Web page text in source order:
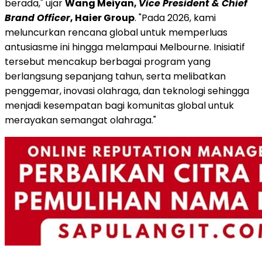
berada," ujarWang Meiyan, Vice President & Chief
Brand Officer, Haier Group. "Pada 2026, kami
meluncurkan rencana global untuk memperluas
antusiasme ini hingga melampaui Melbourne. Inisiatif
tersebut mencakup berbagai program yang
berlangsung sepanjang tahun, serta melibatkan
penggemar, inovasi olahraga, dan teknologi sehingga
menjadi kesempatan bagi komunitas global untuk
merayakan semangat olahraga."